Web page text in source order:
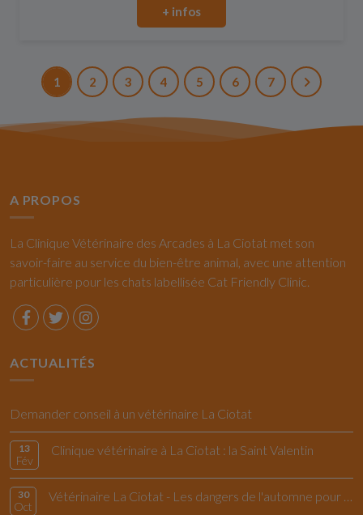
+ infos
1 2 3 4 5 6 7
A PROPOS
La Clinique Vétérinaire des Arcades à La Ciotat met son
savoir-faire au service du bien-être animal, avec une attention
particulière pour les chats labellisée Cat Friendly Clinic.
ACTUALITÉS
Demander conseil à un vétérinaire La Ciotat
13
Fév
Clinique vétérinaire à La Ciotat : la Saint Valentin
30
Oct
Vétérinaire La Ciotat - Les dangers de l'automne pour le chiens et les chats